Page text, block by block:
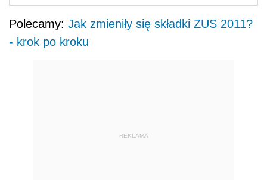
Polecamy: Jak zmieniły się składki ZUS 2011?
- krok po kroku
REKLAMA